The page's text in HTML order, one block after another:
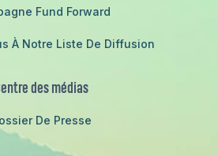
Fund Forward
À Notre Liste De Diffusion
des médias
De Presse